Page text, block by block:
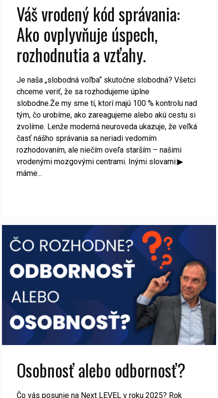
Váš vrodený kód správania:
Ako ovplyvňuje úspech,
rozhodnutia a vzťahy.
Je naša „slobodná voľba“ skutočne slobodná? Všetci
chceme veriť, že sa rozhodujeme úplne
slobodne.Že my sme tí, ktorí majú 100 % kontrolu nad
tým, čo urobíme, ako zareagujeme alebo akú cestu si
zvolíme. Lenže moderná neuroveda ukazuje, že veľká
časť nášho správania sa neriadi vedomím
rozhodovaním, ale niečím oveľa starším – našimi
vrodenými mozgovými centrami. Inými slovami:▶
máme...
Osobnosť alebo odbornosť?
Čo vás posunie na Next LEVEL v roku 2025? Rok